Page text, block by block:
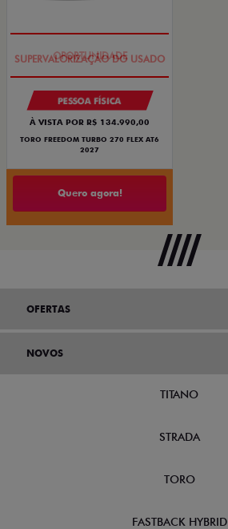
PESSOA FÍSICA
À VISTA POR R$ 134.990,00
TORO FREEDOM TURBO 270 FLEX AT6
2027
Quero agora!
OFERTAS
NOVOS
TITANO
STRADA
TORO
FASTBACK HYBRID